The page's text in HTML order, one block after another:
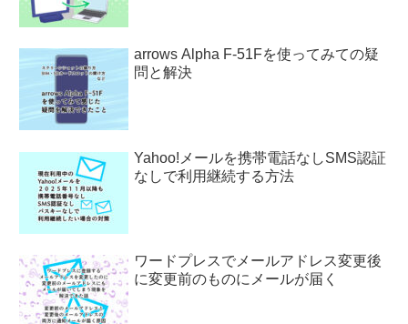
arrows Alpha F-51Fを使ってみての疑
問と解決
Yahoo!メールを携帯電話なしSMS認証
なしで利用継続する方法
ワードプレスでメールアドレス変更後
に変更前のものにメールが届く